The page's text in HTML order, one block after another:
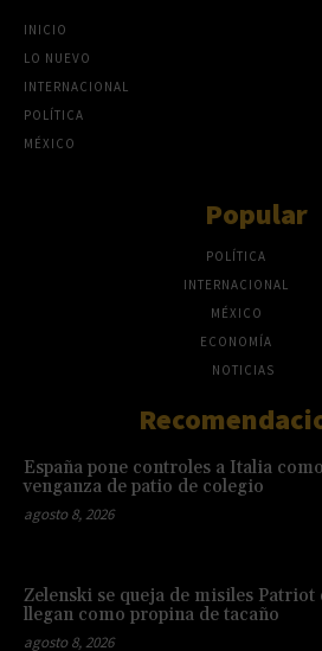
INICIO
LO NUEVO
INTERNACIONAL
POLÍTICA
MÉXICO
Popular
POLÍTICA
INTERNACIONAL
MÉXICO
ECONOMÍA
NOTICIAS
España pone controles a Italia como
venganza de patio de colegio
agosto 8, 2026
Zelenski se queja de misiles Patriot
llegan como propina de tacaño
agosto 8, 2026